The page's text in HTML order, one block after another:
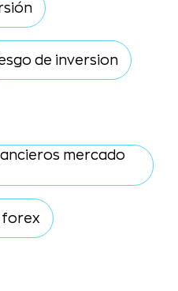
de inversion
mercado
forex